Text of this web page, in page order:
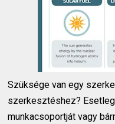
Szüksége van egy
szerkesztéshez?
munkacsoportját vagy